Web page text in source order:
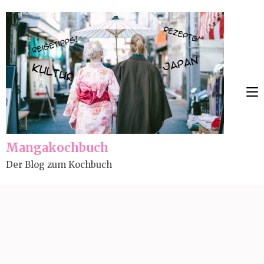
content
(Press
Enter)
Mangakochbuch
Der Blog zum Kochbuch